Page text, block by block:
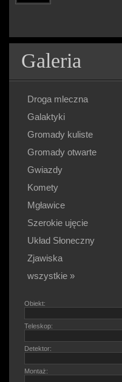
Galeria
Droga mleczna
Galaktyki
Gromady kuliste
Gromady otwarte
Gwiazdy
Komety
Mgławice
Szerokie ujęcie
Układ Słoneczny
Zjawiska
wszystkie »
Obiekt:
Teleskop:
Detektor:
Montaż: